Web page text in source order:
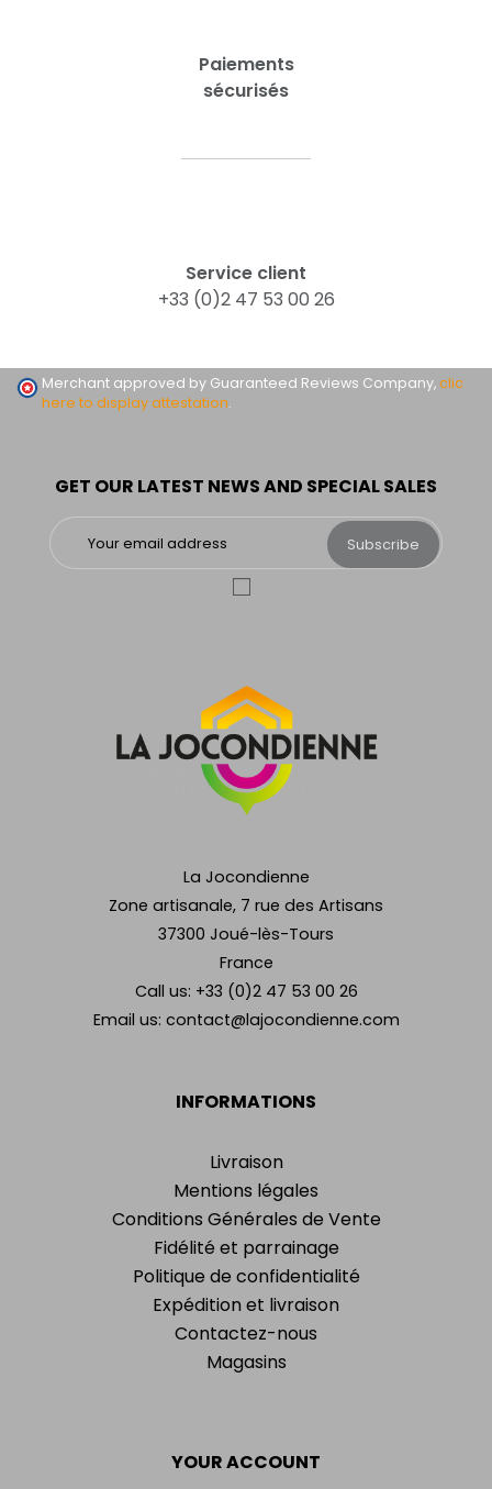
Paiements
sécurisés
Service client
+33 (0)2 47 53 00 26
INFORMATIONS
Livraison
Mentions légales
Conditions Générales de Vente
Fidélité et parrainage
Politique de confidentialité
Expédition et livraison
Contactez-nous
Magasins
YOUR ACCOUNT
La Jocondienne
Zone artisanale, 7 rue des Artisans
37300 Joué-lès-Tours
France
Call us: +33 (0)2 47 53 00 26
Email us: contact@lajocondienne.com
GET OUR LATEST NEWS AND SPECIAL SALES
Subscribe
Merchant approved by Guaranteed Reviews Company,clic
here to display attestation.